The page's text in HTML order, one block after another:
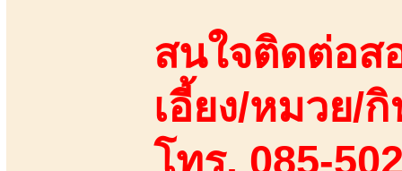
สนใจติดต่อส
เอี้ยง/หมวย/
โทร. 085-